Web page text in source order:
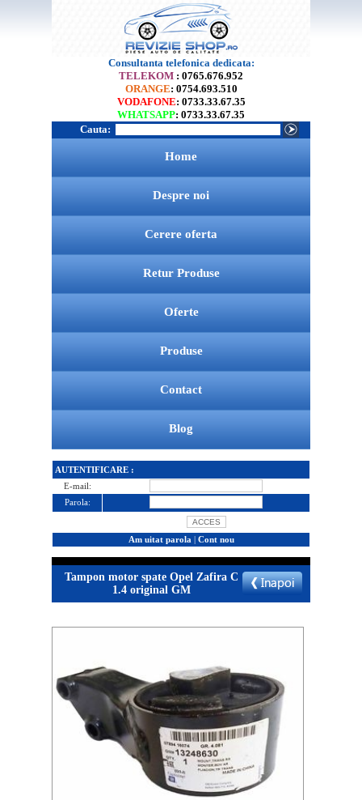
Consultanta telefonica dedicata:
TELEKOM : 0765.676.952
ORANGE: 0754.693.510
VODAFONE: 0733.33.67.35
WHATSAPP: 0733.33.67.35
Cauta:
Home
Despre noi
Cerere oferta
Retur Produse
Oferte
Produse
Contact
Blog
AUTENTIFICARE :
E-mail:
Parola:
Am uitat parola | Cont nou
Tampon motor spate Opel Zafira C
1.4 original GM